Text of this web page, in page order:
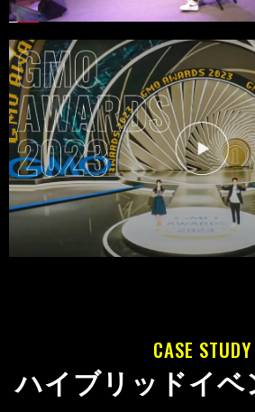
ハイブリッドイベ
CASE STUDY